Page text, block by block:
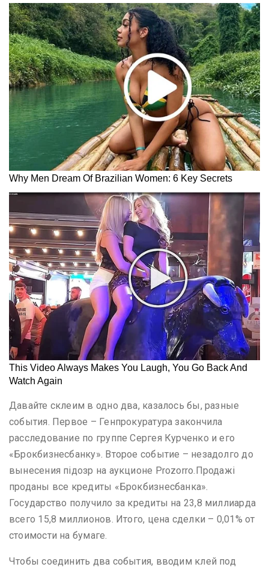
Давайте склеим в одно два, казалось бы, разные
события. Первое – Генпрокуратура закончила
расследование по группе Сергея Курченко и его
«Брокбизнесбанку». Второе событие – незадолго до
вынесения підозр на аукционе Prozorro.Продажі
проданы все кредиты «Брокбизнесбанка».
Государство получило за кредиты на 23,8 миллиарда
всего 15,8 миллионов. Итого, цена сделки – 0,01% от
стоимости на бумаге.
Чтобы соединить два события, вводим клей под